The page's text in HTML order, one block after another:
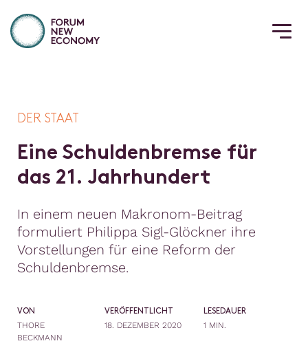
DER STAAT
Eine Schuldenbremse für
das 21. Jahrhundert
In einem neuen Makronom-Beitrag
formuliert Philippa Sigl-Glöckner ihre
Vorstellungen für eine Reform der
Schuldenbremse.
VON
THORE
BECKMANN
VERÖFFENTLICHT
18. DEZEMBER 2020
LESEDAUER
1 MIN.